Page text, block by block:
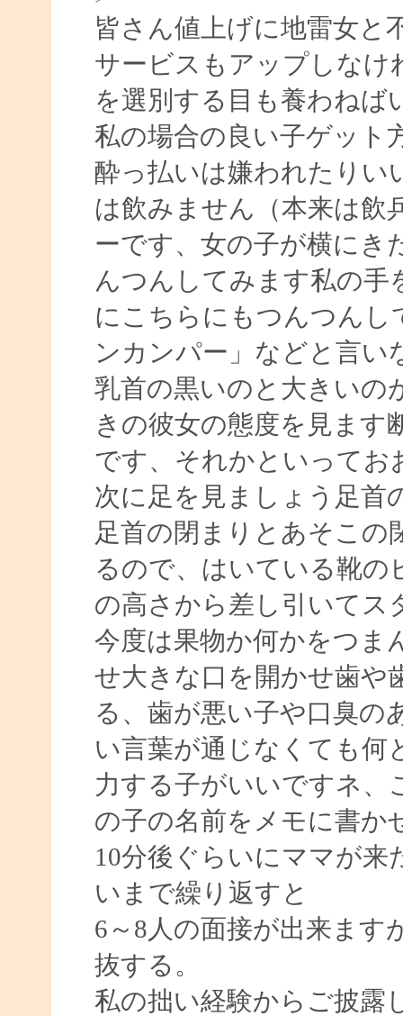
皆さん値上げに地雷女と
サービスもアップしなけ
を選別する目も養わねば
私の場合の良い子ゲット
酔っ払いは嫌われたりい
は飲みません（本来は飲
ーです、女の子が横にき
んつんしてみます私の手
にこちらにもつんつん
ンカンパー」などと言い
乳首の黒いのと大きいの
きの彼女の態度を見ます
です、それかといってお
次に足を見ましょう足首
足首の閉まりとあそこの
るので、はいている靴の
の高さから差し引いてス
今度は果物か何かをつま
せ大きな口を開かせ歯や
る、歯が悪い子や口臭の
い言葉が通じなくても何
力する子がいいですネ、
の子の名前をメモに書か
10分後ぐらいにママが
いまで繰り返すと
6～8人の面接が出来ます
抜する。
私の拙い経験からご披露